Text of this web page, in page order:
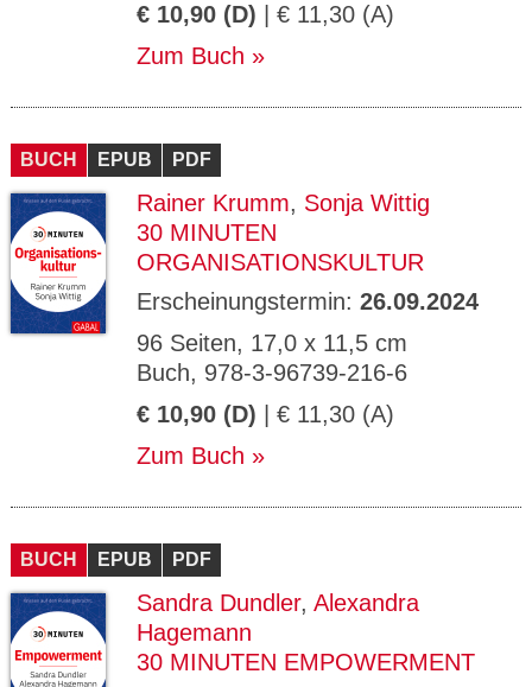
€ 10,90 (D) | € 11,30 (A)
Zum Buch
BUCH EPUB PDF
Rainer Krumm, Sonja Wittig
30 MINUTEN
ORGANISATIONSKULTUR
Erscheinungstermin: 26.09.2024
96 Seiten, 17,0 x 11,5 cm
Buch, 978-3-96739-216-6
€ 10,90 (D) | € 11,30 (A)
Zum Buch
BUCH EPUB PDF
Sandra Dundler, Alexandra
Hagemann
30 MINUTEN EMPOWERMENT